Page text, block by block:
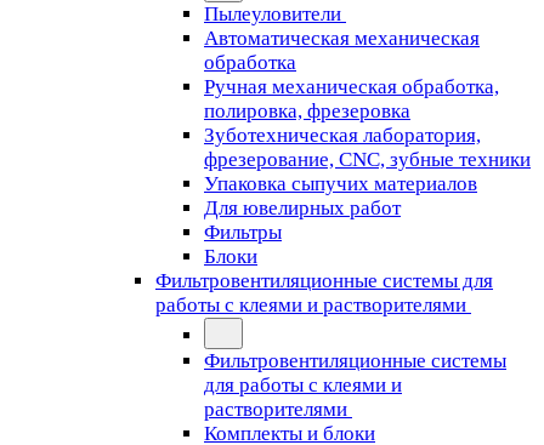
Пылеуловители
Автоматическая механическая
обработка
Ручная механическая обработка,
полировка, фрезеровка
Зуботехническая лаборатория,
фрезерование, CNC, зубные техники
Упаковка сыпучих материалов
Для ювелирных работ
Фильтры
Блоки
Фильтровентиляционные системы для
работы с клеями и растворителями
Фильтровентиляционные системы
для работы с клеями и
растворителями
Комплекты и блоки